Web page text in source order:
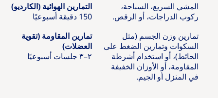
المشي السريع، السباحة،
ركوب الدراجات، أو الرقص.
التمارين الهوائية (الكارديو)
150 دقيقة أسبوعيًا
تمارين وزن الجسم (مثل
السكوات وتمارين الضغط على
الحائط)، أو استخدام أشرطة
المقاومة، أو الأوزان الخفيفة
في المنزل أو الجيم.
تمارين المقاومة (تقوية
العضلات)
٢–٣ جلسات أسبوعيًا